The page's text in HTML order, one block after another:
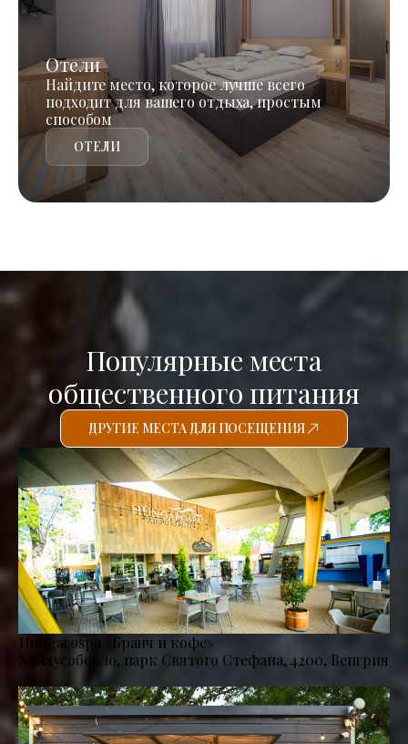
Отели
Найдите место, которое лучше всего
подходит для вашего отдыха, простым
способом
ОТЕЛИ
Популярные места
общественного питания
ДРУГИЕ МЕСТА ДЛЯ ПОСЕЩЕНИЯ
Hungarospa «Бранч и кофе»
Хайдусобосло, парк Святого Стефана, 4200, Венгрия